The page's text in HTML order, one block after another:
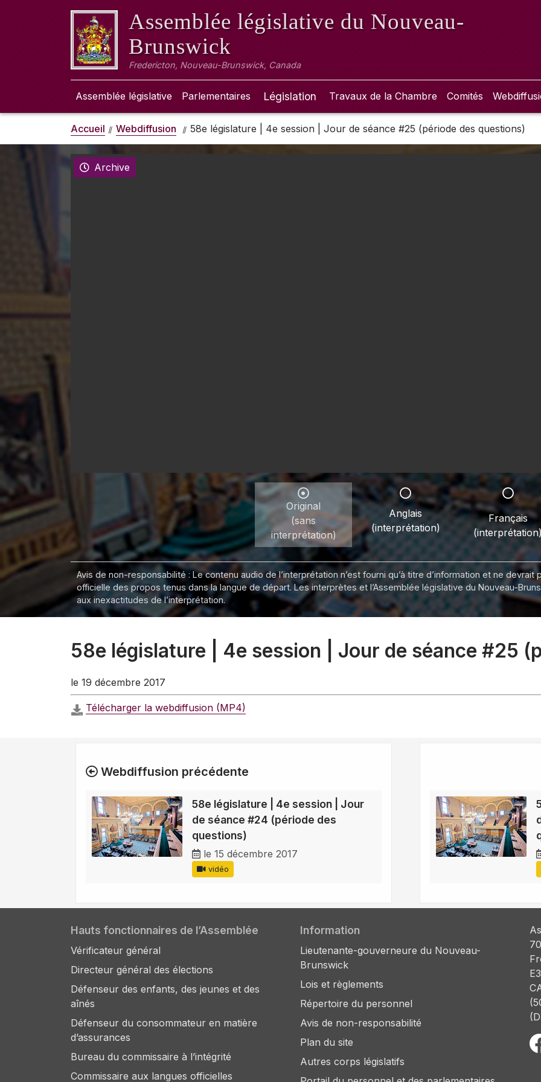
Assemblée législative du Nouveau-
Brunswick
Fredericton, Nouveau-Brunswick, Canada
Assemblée législative Parlementaires Législation Travaux de la Chambre Comités
Accueil Webdiffusion 58e législature | 4e session | Jour de séance #25 (période des questions)
Archive
Original
(sans
interprétation)
Anglais
(interprétation)
Français
Avis de non-responsabilité : Le contenu audio de l’interprétation n’est fourni qu’à titre d’information et ne
officielle des propos tenus dans la langue de départ. Les interprètes et l’Assemblée législative du Nouveau-
aux inexactitudes de l’interprétation.
58e législature | 4e session | Jour de séance #25
le 19 décembre 2017
Télécharger la webdiffusion (MP4)
Webdiffusion précédente
58e législature | 4e session | Jour
de séance #24 (période des
questions)
le 15 décembre 2017
vidéo
Hauts fonctionnaires de l’Assemblée
Vérificateur général
Directeur général des élections
Défenseur des enfants, des jeunes et des
aînés
Défenseur du consommateur en matière
d’assurances
Bureau du commissaire à l’intégrité
Commissaire aux langues officielles
Information
Lieutenante-gouverneure du Nouveau-
Brunswick
Lois et règlements
Répertoire du personnel
Avis de non-responsabilité
Plan du site
Autres corps législatifs